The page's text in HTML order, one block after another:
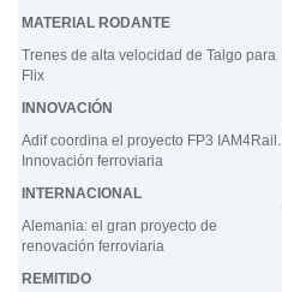
MATERIAL RODANTE
Trenes de alta velocidad de Talgo para
Flix
INNOVACIÓN
Adif coordina el proyecto FP3 IAM4Rail.
Innovación ferroviaria
INTERNACIONAL
Alemania: el gran proyecto de
renovación ferroviaria
REMITIDO